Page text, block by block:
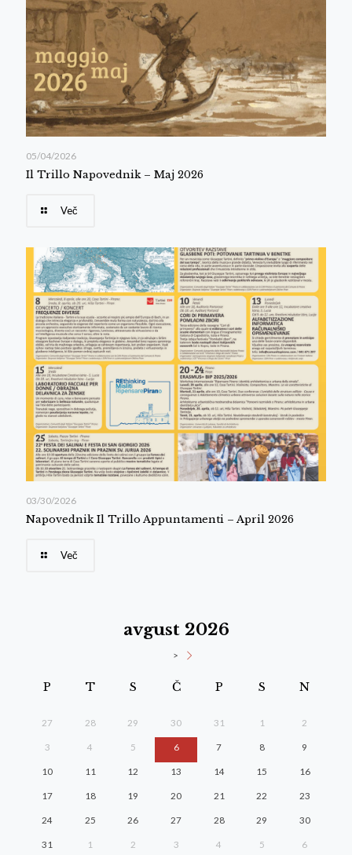
05/04/2026
Il Trillo Napovednik – Maj 2026
Več
03/30/2026
Napovednik Il Trillo Appuntamenti – April 2026
Več
avgust 2026
>
P T S Č P S N
27 28 29 30 31 1 2
3 4 5 6 7 8 9
10 11 12 13 14 15 16
17 18 19 20 21 22 23
24 25 26 27 28 29 30
31 1 2 3 4 5 6